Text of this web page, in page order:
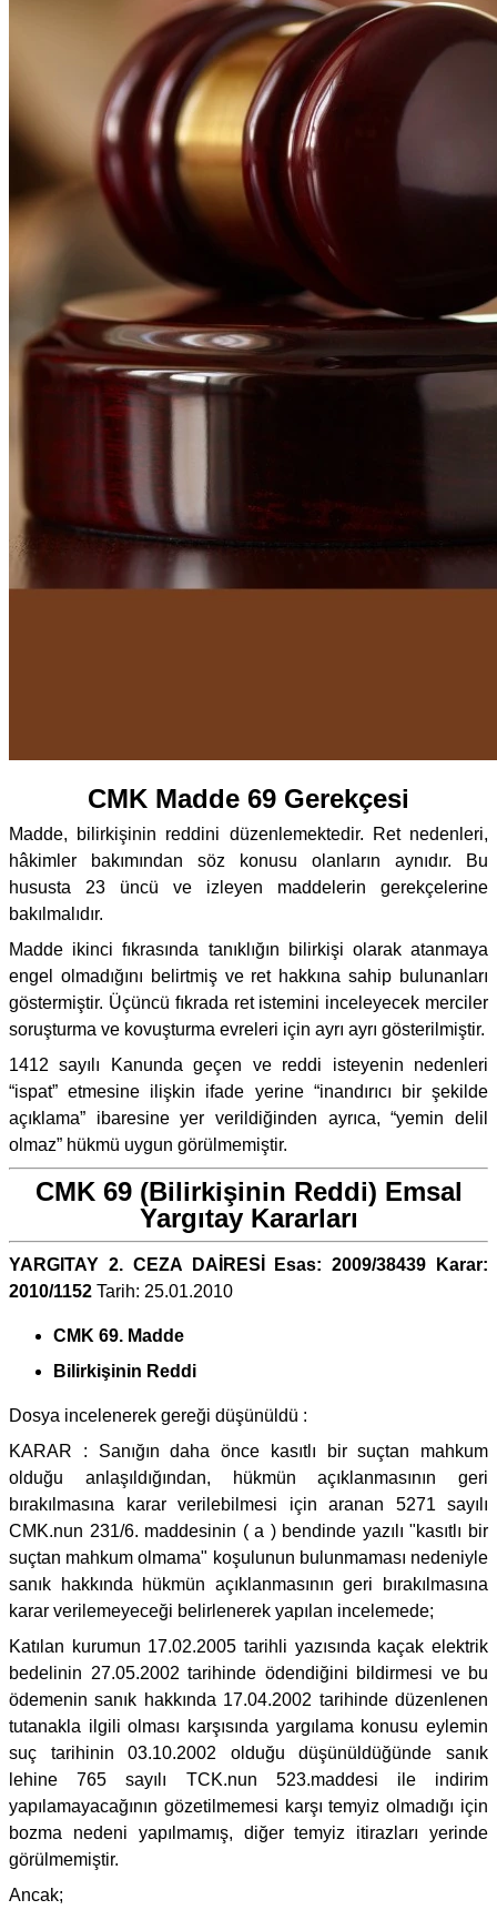
CMK Madde 69 Gerekçesi
Madde, bilirkişinin reddini düzenlemektedir. Ret nedenleri,
hâkimler bakımından söz konusu olanların aynıdır. Bu
hususta 23 üncü ve izleyen maddelerin gerekçelerine
bakılmalıdır.
Madde ikinci fıkrasında tanıklığın bilirkişi olarak atanmaya
engel olmadığını belirtmiş ve ret hakkına sahip bulunanları
göstermiştir. Üçüncü fıkrada ret istemini inceleyecek merciler
soruşturma ve kovuşturma evreleri için ayrı ayrı gösterilmiştir.
1412 sayılı Kanunda geçen ve reddi isteyenin nedenleri
“ispat” etmesine ilişkin ifade yerine “inandırıcı bir şekilde
açıklama” ibaresine yer verildiğinden ayrıca, “yemin delil
olmaz” hükmü uygun görülmemiştir.
CMK 69 (Bilirkişinin Reddi) Emsal
Yargıtay Kararları
YARGITAY 2. CEZA DAİRESİ Esas: 2009/38439 Karar:
2010/1152 Tarih: 25.01.2010
CMK 69. Madde
Bilirkişinin Reddi
Dosya incelenerek gereği düşünüldü :
KARAR : Sanığın daha önce kasıtlı bir suçtan mahkum
olduğu anlaşıldığından, hükmün açıklanmasının geri
bırakılmasına karar verilebilmesi için aranan 5271 sayılı
CMK.nun 231/6. maddesinin ( a ) bendinde yazılı "kasıtlı bir
suçtan mahkum olmama" koşulunun bulunmaması nedeniyle
sanık hakkında hükmün açıklanmasının geri bırakılmasına
karar verilemeyeceği belirlenerek yapılan incelemede;
Katılan kurumun 17.02.2005 tarihli yazısında kaçak elektrik
bedelinin 27.05.2002 tarihinde ödendiğini bildirmesi ve bu
ödemenin sanık hakkında 17.04.2002 tarihinde düzenlenen
tutanakla ilgili olması karşısında yargılama konusu eylemin
suç tarihinin 03.10.2002 olduğu düşünüldüğünde sanık
lehine 765 sayılı TCK.nun 523.maddesi ile indirim
yapılamayacağının gözetilmemesi karşı temyiz olmadığı için
bozma nedeni yapılmamış, diğer temyiz itirazları yerinde
görülmemiştir.
Ancak;